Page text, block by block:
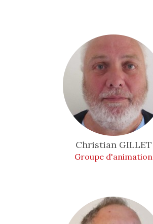
Christian GILLET
Groupe d'animation